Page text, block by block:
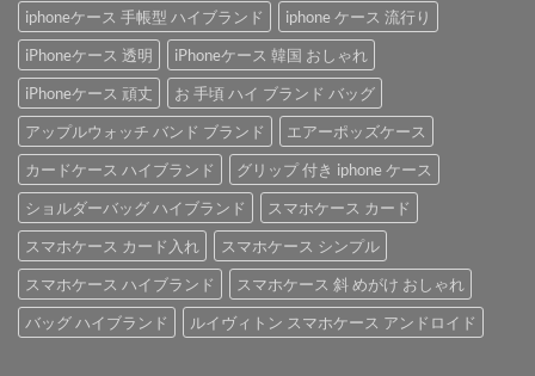
iphoneケース 手帳型 ハイブランド
iphone ケース 流行り
iPhoneケース 透明
iPhoneケース 韓国 おしゃれ
iPhoneケース 頑丈
お 手頃 ハイ ブランド バッグ
アップルウォッチ バンド ブランド
エアーポッズケース
カードケース ハイブランド
グリップ 付き iphone ケース
ショルダーバッグ ハイブランド
スマホケース カード
スマホケース カード入れ
スマホケース シンプル
スマホケース ハイブランド
スマホケース 斜 めがけ おしゃれ
バッグ ハイブランド
ルイヴィトン スマホケース アンドロイド